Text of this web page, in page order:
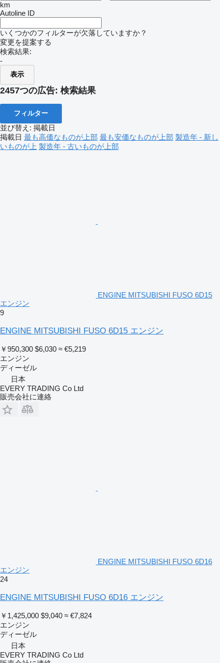
km
Autoline ID
いくつかのフィルターが欠落していますか？
変更を提案する
検索結果:
-
表示
2457つの広告: 検索結果
フィルター
並び替え : 掲載日
掲載日 最も高価なものが上部 最も安価なものが上部 製造年 - 新し
いものが上 製造年 - 古いものが上部
ENGINE MITSUBISHI FUSO 6D15
エンジン
9
ENGINE MITSUBISHI FUSO 6D15 エンジン
￥950,300 $6,030 ≈ €5,219
エンジン
ディーゼル
日本
EVERY TRADING Co Ltd
販売会社に連絡
ENGINE MITSUBISHI FUSO 6D16
エンジン
24
ENGINE MITSUBISHI FUSO 6D16 エンジン
￥1,425,000 $9,040 ≈ €7,824
エンジン
ディーゼル
日本
EVERY TRADING Co Ltd